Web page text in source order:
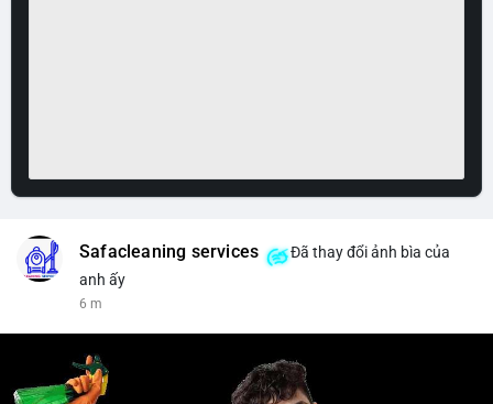
Safacleaning services
Đã thay đổi ảnh bìa của
anh ấy
6 m